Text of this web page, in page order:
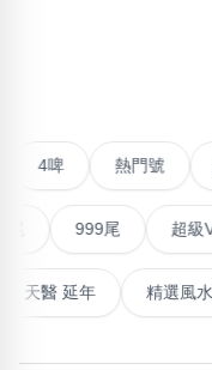
無0 無2無3無4無5
熱門號
超級VIP號
能量生氣 天醫 延年